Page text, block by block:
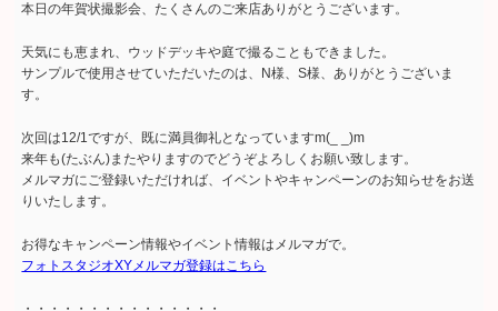
本日の年賀状撮影会、たくさんのご来店ありがとうございます。
天気にも恵まれ、ウッドデッキや庭で撮ることもできました。
サンプルで使用させていただいたのは、N様、S様、ありがとうございま
す。
次回は12/1ですが、既に満員御礼となっていますm(_ _)m
来年も(たぶん)またやりますのでどうぞよろしくお願い致します。
メルマガにご登録いただければ、イベントやキャンペーンのお知らせをお送
りいたします。
お得なキャンペーン情報やイベント情報はメルマガで。
フォトスタジオXYメルマガ登録はこちら